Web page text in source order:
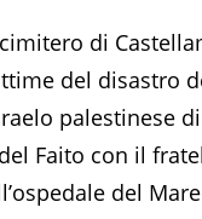
di
del disastro
palestinese
Faito con il
del